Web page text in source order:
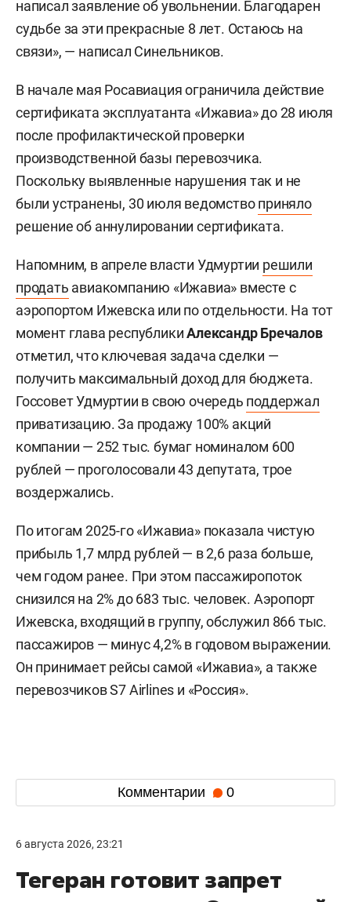
написал заявление об увольнении. Благодарен
судьбе за эти прекрасные 8 лет. Остаюсь на
связи», — написал Синельников.
В начале мая Росавиация ограничила действие
сертификата эксплуатанта «Ижавиа» до 28 июля
после профилактической проверки
производственной базы перевозчика.
Поскольку выявленные нарушения так и не
были устранены, 30 июля ведомствоприняло
решение об аннулировании сертификата.
Напомним, в апреле власти Удмуртии решили
продать авиакомпанию «Ижавиа» вместе с
аэропортом Ижевска или по отдельности. На тот
момент глава республикиАлександр Бречалов
отметил, что ключевая задача сделки —
получить максимальный доход для бюджета.
Госсовет Удмуртии в свою очередь поддержал
приватизацию. За продажу 100% акций
компании — 252 тыс. бумаг номиналом 600
рублей — проголосовали 43 депутата, трое
воздержались.
По итогам 2025-го «Ижавиа» показала чистую
прибыль 1,7 млрд рублей — в 2,6 раза больше,
чем годом ранее. При этом пассажиропоток
снизился на 2% до 683 тыс. человек. Аэропорт
Ижевска, входящий в группу, обслужил 866 тыс.
пассажиров — минус 4,2% в годовом выражении.
Он принимает рейсы самой «Ижавиа», а также
перевозчиков S7 Airlines и «Россия».
Комментарии 0
6 августа 2026, 23:21
Тегеран готовит запрет